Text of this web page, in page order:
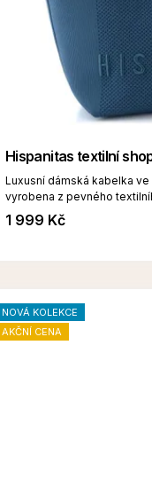
Hispanitas textilní
Luxusní dámská kabelka
vyrobena z pevného
1 999 Kč
NOVÁ KOLEKCE
AKČNÍ CENA